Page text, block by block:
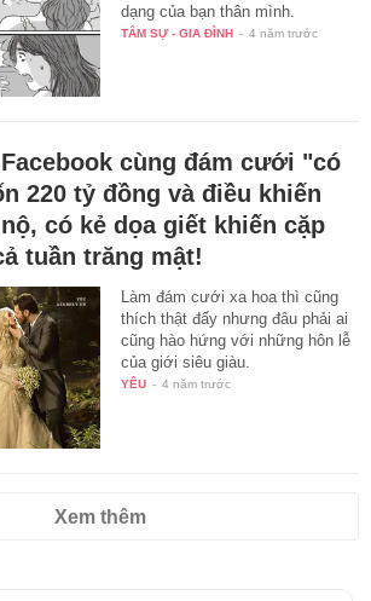
dạng của bạn thân mình.
TÂM SỰ - GIA ĐÌNH - 4 năm trước
cùng đám cưới "có
220 tỷ đồng và điều khiến
có kẻ dọa giết khiến cặp
tuần trăng mật!
Làm đám cưới xa hoa thì cũng
thích thật đấy nhưng đâu phải ai
cũng hào hứng với những hôn lễ
của giới siêu giàu.
YÊU - 4 năm trước
Xem thêm